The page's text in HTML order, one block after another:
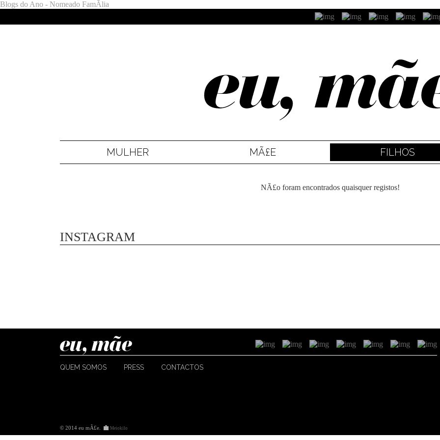
Blogs do Ano - Nomeado FamÃ­lia
MULHER MÃ£E FILHOS
NÃ£o foram encontrados quaisquer registos!
INSTAGRAM
QUEM SOMOS PRESS CONTACTOS
© 2014 eu mÃ£e. Meiokilo